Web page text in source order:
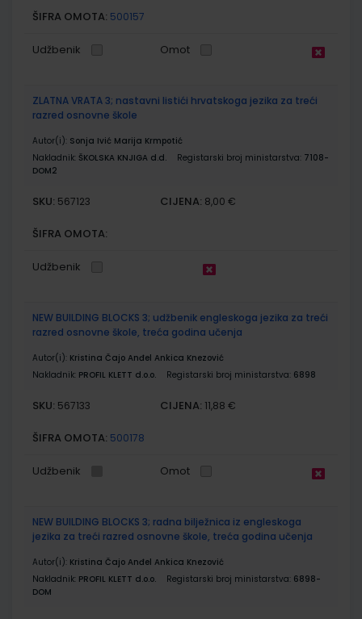
ŠIFRA OMOTA: 500157
Udžbenik Omot
ZLATNA VRATA 3; nastavni listići hrvatskoga jezika za treći
razred osnovne škole
Autor(i): Sonja Ivić Marija Krmpotić
Nakladnik: ŠKOLSKA KNJIGA d.d. Registarski broj ministarstva: 7108-
DOM2
SKU: 567123 CIJENA: 8,00 €
ŠIFRA OMOTA:
Udžbenik
NEW BUILDING BLOCKS 3; udžbenik engleskoga jezika za treći
razred osnovne škole, treća godina učenja
Autor(i): Kristina Čajo Anđel Ankica Knezović
Nakladnik: PROFIL KLETT d.o.o. Registarski broj ministarstva: 6898
SKU: 567133 CIJENA: 11,88 €
ŠIFRA OMOTA: 500178
Udžbenik Omot
NEW BUILDING BLOCKS 3; radna bilježnica iz engleskoga
jezika za treći razred osnovne škole, treća godina učenja
Autor(i): Kristina Čajo Anđel Ankica Knezović
Nakladnik: PROFIL KLETT d.o.o. Registarski broj ministarstva: 6898-
DOM